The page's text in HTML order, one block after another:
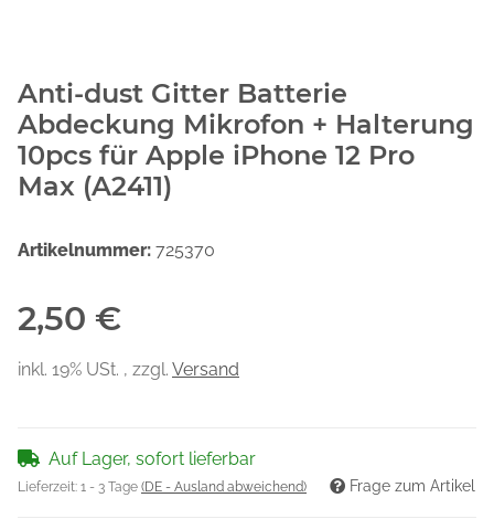
Anti-dust Gitter Batterie
Abdeckung Mikrofon + Halterung
10pcs für Apple iPhone 12 Pro
Max (A2411)
Artikelnummer: 725370
2,50 €
inkl. 19% USt. , zzgl. Versand
Auf Lager, sofort lieferbar
Lieferzeit: 1 - 3 Tage (DE - Ausland abweichend) Frage zum Artikel